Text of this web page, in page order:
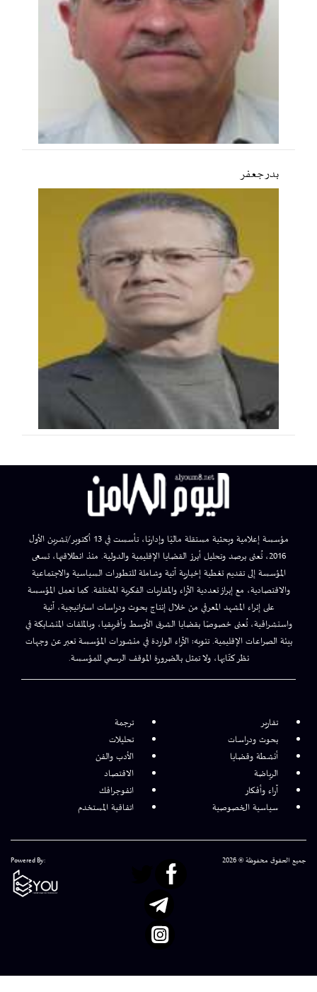
بدر جعفر
مؤسسة إعلامية وبحثية مستقلة ماليًا وإداريًا، تأسست في 13 أكتوبر/تشرين الأول
2016، تُعنى برصد وتحليل أبرز القضايا الإقليمية والدولية. منذ انطلاقتها، تسعى
المؤسسة إلى تقديم تغطية إخبارية آنية وشاملة للتطورات السياسية والاجتماعية
والاقتصادية، مع إبراز تعددية الآراء والمقاربات الفكرية المختلفة. كما تعمل المؤسسة
على إثراء المشهد المعرفي من خلال إنتاج بحوث ودراسات استراتيجية، آنية
واستشرافية، تُعنى خصوصًا بقضايا الشرق الأوسط وأفريقيا، وبالملفات المتشابكة في
بيئة الصراعات الإقليمية. تنويه: الآراء الواردة في منشورات المؤسسة تعبر عن وجهات
نظر كتّابها، ولا تمثل بالضرورة الموقف الرسمي للمؤسسة.
تقارير
ترجمة
بحوث ودراسات
تحليلات
أنشطة وقضايا
الأدب والفن
الرياضة
الاقتصاد
آراء وأفكار
انفوجرافك
سياسية الخصوصية
اتفاقية المستخدم
جميع الحقوق محفوظة © 2026 Powered By: